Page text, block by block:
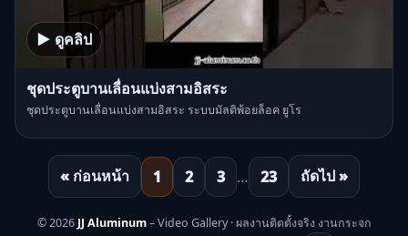
▶ ดูคลิป
ชุดประตูบานเลื่อนแบ่งสามอิสระ
ชุดประตูบานเลื่อนแบ่งสามอิสระ ระบบมัลติพ้อยล็อค ยูโร
« ก่อนหน้า 1 2 3 … 23 ถัดไป »
© 2026 JJ Aluminum– Video Gallery · ผลงานติดตั้งจริง งานกระจก